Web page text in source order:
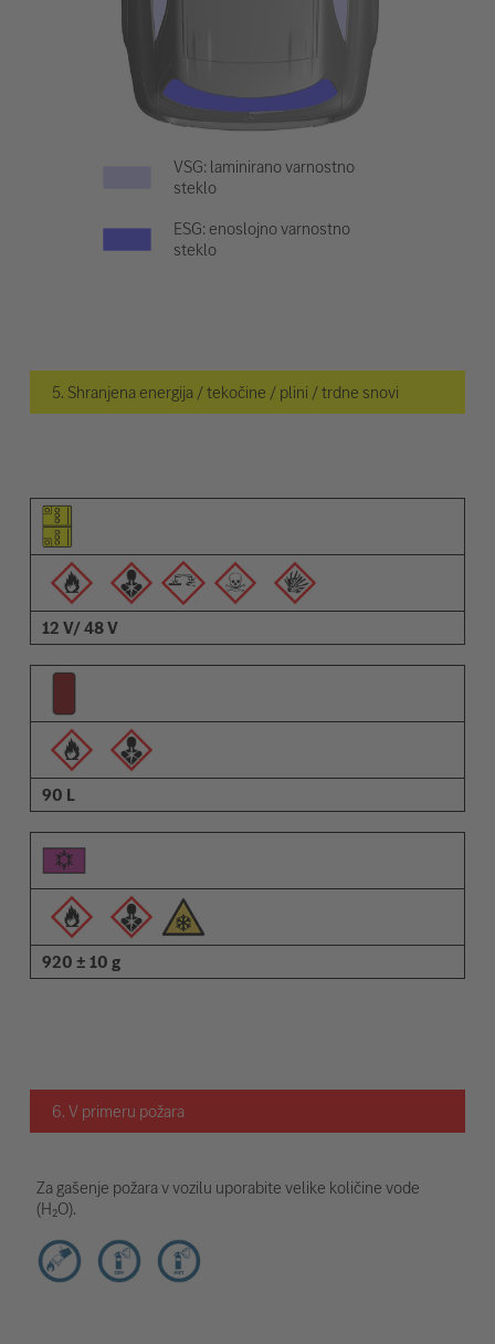
VSG: laminirano varnostno
steklo
ESG: enoslojno varnostno
steklo
5. Shranjena energija / tekočine / plini / trdne snovi
Piktogram elementa
Piktogrami opozoril
Opis
12 V/ 48 V
90 L
920 ± 10 g
6. V primeru požara
Za gašenje požara v vozilu uporabite velike količine vode
(H₂O).